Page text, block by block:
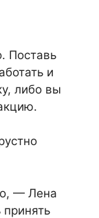
Поставь
и
либо вы
— Лена